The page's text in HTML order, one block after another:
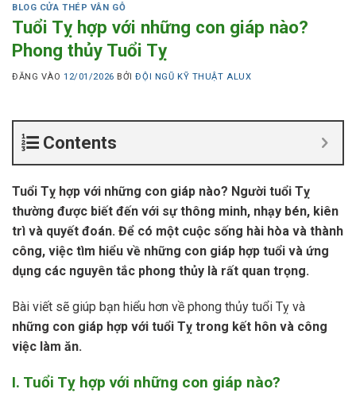
BLOG CỬA THÉP VÂN GỖ
Tuổi Tỵ hợp với những con giáp nào?
Phong thủy Tuổi Tỵ
ĐĂNG VÀO12/01/2026 BỞIĐỘI NGŨ KỸ THUẬT ALUX
Contents
Tuổi Tỵ hợp với những con giáp nào? Người tuổi Tỵ
thường được biết đến với sự thông minh, nhạy bén, kiên
trì và quyết đoán. Để có một cuộc sống hài hòa và thành
công, việc tìm hiểu về những con giáp hợp tuổi và ứng
dụng các nguyên tắc phong thủy là rất quan trọng.
Bài viết sẽ giúp bạn hiểu hơn về phong thủy tuổi Tỵ và
những con giáp hợp với tuổi Tỵ trong kết hôn và công
việc làm ăn.
I. Tuổi Tỵ hợp với những con giáp nào?